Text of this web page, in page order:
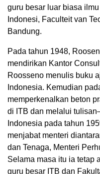
guru besar luar biasa
Indonesi, Faculteit van
Bandung.
Pada tahun 1948,
mendirikan Kantor
Roosseno menulis buku
Indonesia. Kemudian
memperkenalkan beton
di ITB dan melalui
Indonesia pada tahun
menjabat menteri
dan Tenaga, Menteri
Selama masa itu ia tetap
guru besar ITB dan